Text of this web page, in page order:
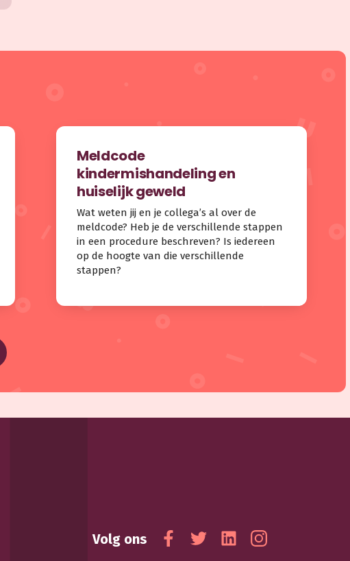
Meldcode
kindermishandeling en
huiselijk geweld
Wat weten jij en je collega’s al over de
meldcode? Heb je de verschillende stappen
in een procedure beschreven? Is iedereen
op de hoogte van die verschillende
stappen?
Volg ons
Facebook
TwitterLinkedinInstagram